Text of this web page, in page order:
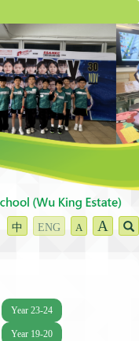
中 ENG A A
Year 23-24
Year 19-20